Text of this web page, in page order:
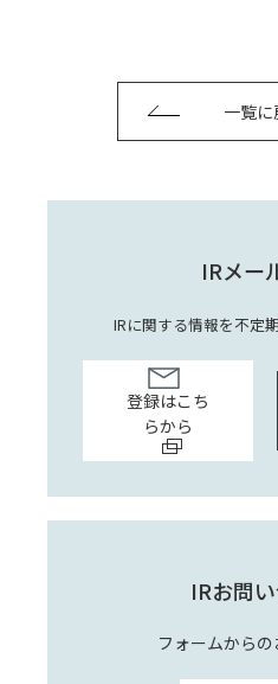
一覧に
IRメー
IRに関する情報を不定
登録はこち
らから
IRお問
フォームから